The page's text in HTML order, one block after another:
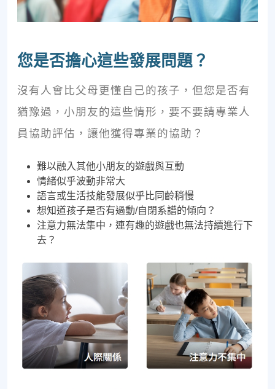
您是否擔心這些發展問題？
沒有人會比父母更懂自己的孩子，但您是否有
猶豫過，小朋友的這些情形，要不要請專業人
員協助評估，讓他獲得專業的協助？
難以融入其他小朋友的遊戲與互動
情緒似乎波動非常大
語言或生活技能發展似乎比同齡稍慢
想知道孩子是否有過動/自閉系譜的傾向？
注意力無法集中，連有趣的遊戲也無法持續進行下
去？